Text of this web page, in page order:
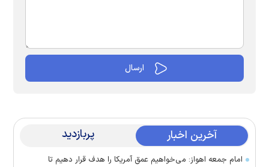
آخرین اخبار پربازدید
امام جمعه اهواز: می‌خواهیم عمق آمریکا را هدف قرار دهیم تا